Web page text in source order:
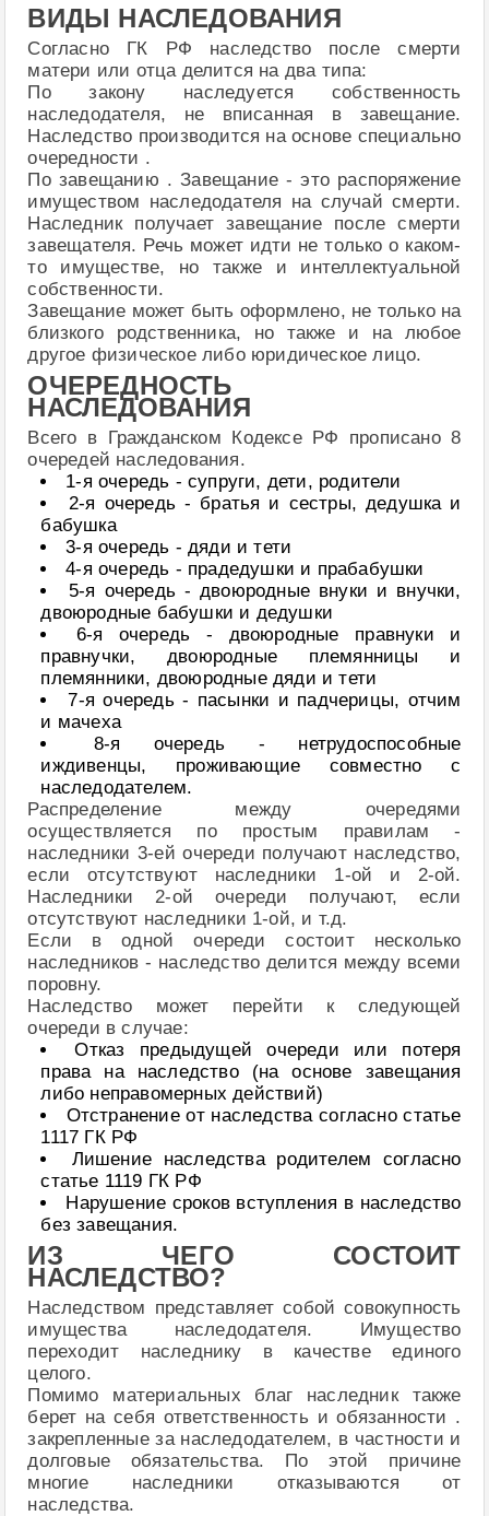
ВИДЫ НАСЛЕДОВАНИЯ
Согласно ГК РФ наследство после смерти
матери или отца делится на два типа:
По закону наследуется собственность
наследодателя, не вписанная в завещание.
Наследство производится на основе специально
очередности .
По завещанию . Завещание - это распоряжение
имуществом наследодателя на случай смерти.
Наследник получает завещание после смерти
завещателя. Речь может идти не только о каком-
то имуществе, но также и интеллектуальной
собственности.
Завещание может быть оформлено, не только на
близкого родственника, но также и на любое
другое физическое либо юридическое лицо.
ОЧЕРЕДНОСТЬ
НАСЛЕДОВАНИЯ
Всего в Гражданском Кодексе РФ прописано 8
очередей наследования.
1-я очередь - супруги, дети, родители
2-я очередь - братья и сестры, дедушка и
бабушка
3-я очередь - дяди и тети
4-я очередь - прадедушки и прабабушки
5-я очередь - двоюродные внуки и внучки,
двоюродные бабушки и дедушки
6-я очередь - двоюродные правнуки и
правнучки, двоюродные племянницы и
племянники, двоюродные дяди и тети
7-я очередь - пасынки и падчерицы, отчим
и мачеха
8-я очередь - нетрудоспособные
иждивенцы, проживающие совместно с
наследодателем.
Распределение между очередями
осуществляется по простым правилам -
наследники 3-ей очереди получают наследство,
если отсутствуют наследники 1-ой и 2-ой.
Наследники 2-ой очереди получают, если
отсутствуют наследники 1-ой, и т.д.
Если в одной очереди состоит несколько
наследников - наследство делится между всеми
поровну.
Наследство может перейти к следующей
очереди в случае:
Отказ предыдущей очереди или потеря
права на наследство (на основе завещания
либо неправомерных действий)
Отстранение от наследства согласно статье
1117 ГК РФ
Лишение наследства родителем согласно
статье 1119 ГК РФ
Нарушение сроков вступления в наследство
без завещания.
ИЗ ЧЕГО СОСТОИТ
НАСЛЕДСТВО?
Наследством представляет собой совокупность
имущества наследодателя. Имущество
переходит наследнику в качестве единого
целого.
Помимо материальных благ наследник также
берет на себя ответственность и обязанности .
закрепленные за наследодателем, в частности и
долговые обязательства. По этой причине
многие наследники отказываются от
наследства.